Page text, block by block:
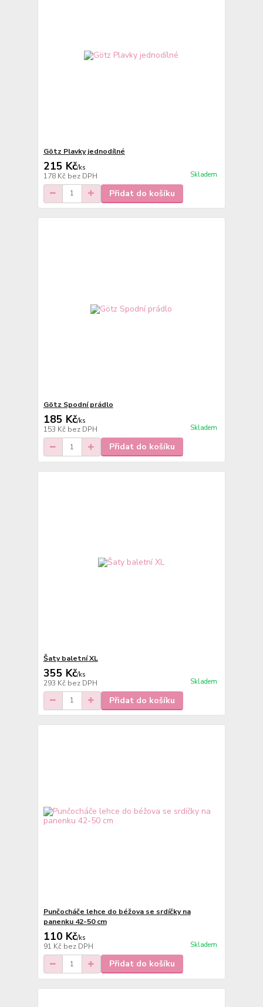
Götz Plavky jednodílné
215 Kč/ks
178 Kč bez DPH Skladem
Přidat do košíku
Götz Spodní prádlo
185 Kč/ks
153 Kč bez DPH Skladem
Přidat do košíku
Šaty baletní XL
355 Kč/ks
293 Kč bez DPH Skladem
Přidat do košíku
Punčocháče lehce do béžova se srdíčky na
panenku 42-50 cm
110 Kč/ks
91 Kč bez DPH Skladem
Přidat do košíku